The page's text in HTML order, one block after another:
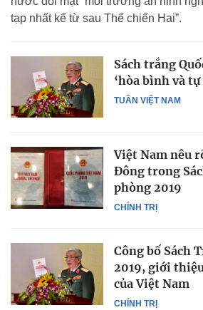
tạp nhất kể từ sau Thế chiến Hai”.
TUẦN VIỆT NAM
Sách trắng
‘hòa bình và tự
CHÍNH TRỊ
Việt Nam nêu
Đông trong
phòng 2019
CHÍNH TRỊ
Công bố Sách
2019, giới
của Việt Nam